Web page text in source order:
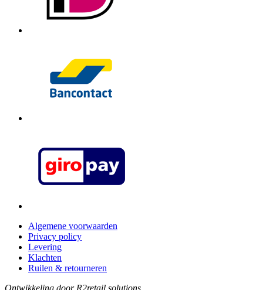
Algemene voorwaarden
Privacy policy
Levering
Klachten
Ruilen & retourneren